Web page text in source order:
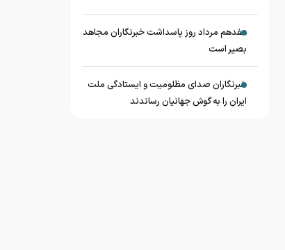
هفدهم مرداد روز پاسداشت خبرنگاران مجاهد
بصیر است
خبرنگاران صدای مظلومیت و ایستادگی ملت
ایران را به گوش جهانیان رساندند